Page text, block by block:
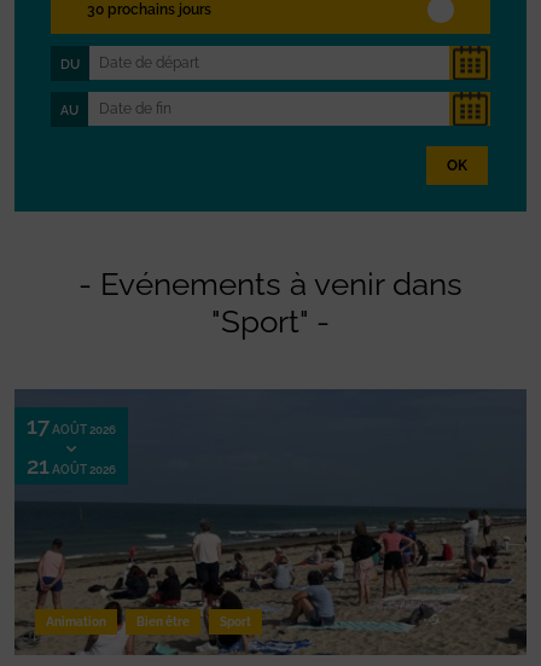
30 prochains jours
DU
AU
OK
- Evénements à venir dans
"Sport" -
17 AOÛT 2026
21 AOÛT 2026
Animation Bien être Sport